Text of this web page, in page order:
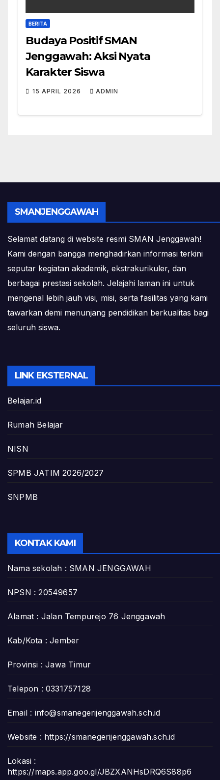
BERITA
Budaya Positif SMAN
Jenggawah: Aksi Nyata
Karakter Siswa
15 APRIL 2026 ADMIN
SMANJENGGAWAH
Selamat datang di website resmi SMAN Jenggawah!
Kami dengan bangga menghadirkan informasi terkini
seputar kegiatan akademik, ekstrakurikuler, dan
berbagai prestasi sekolah. Jelajahi laman ini untuk
mengenal lebih jauh visi, misi, serta fasilitas yang kami
tawarkan demi menunjang pendidikan berkualitas bagi
seluruh siswa.
LINK EKSTERNAL
Belajar.id
Rumah Belajar
NISN
SPMB JATIM 2026/2027
SNPMB
KONTAK KAMI
Nama sekolah : SMAN JENGGAWAH
NPSN : 20549657
Alamat : Jalan Tempurejo 76 Jenggawah
Kab/Kota : Jember
Provinsi : Jawa Timur
Telepon : 0331757128
Email : info@smanegerijenggawah.sch.id
Website : https://smanegerijenggawah.sch.id
Lokasi :
https://maps.app.goo.gl/JBZXANHsDRQ6S88p6